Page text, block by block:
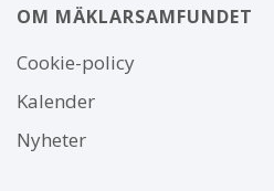
OM MÄKLARSAMFUNDET
Om
webbplatsen
Cookie-policy
Kalender
Nyheter